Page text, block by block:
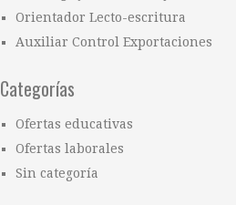
Orientador Lecto-escritura
Auxiliar Control Exportaciones
Categorías
Ofertas educativas
Ofertas laborales
Sin categoría